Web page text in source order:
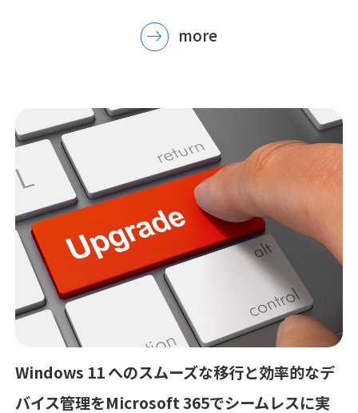
more
Windows 11 へのスムーズな移行と効率的なデ
バイス管理をMicrosoft 365でシームレスに実